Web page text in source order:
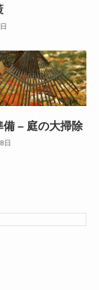
備 – 庭の大掃除
日